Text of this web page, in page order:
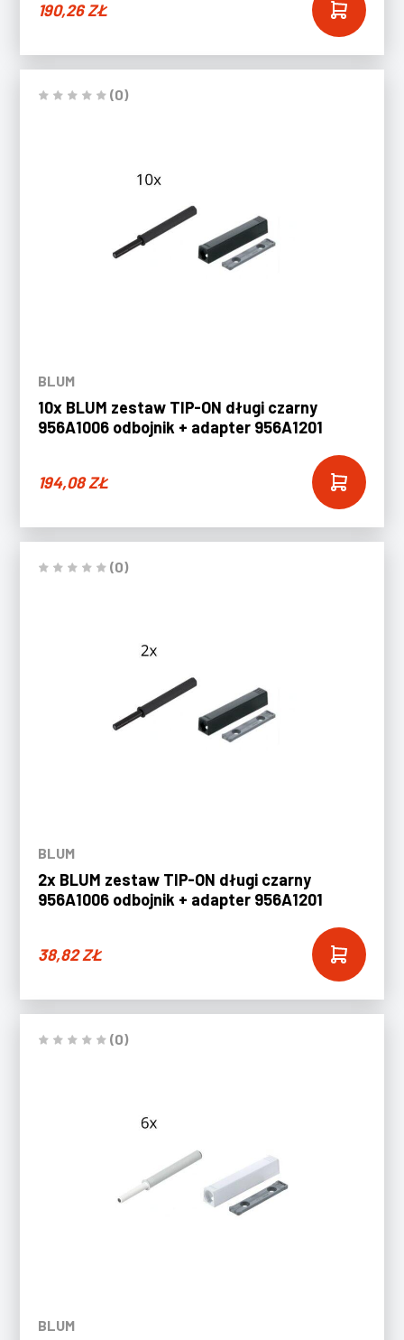
190,26ZŁ
(0)
BLUM
10x BLUM zestaw TIP-ON długi czarny
956A1006 odbojnik + adapter 956A1201
194,08ZŁ
(0)
BLUM
2x BLUM zestaw TIP-ON długi czarny
956A1006 odbojnik + adapter 956A1201
38,82ZŁ
(0)
BLUM